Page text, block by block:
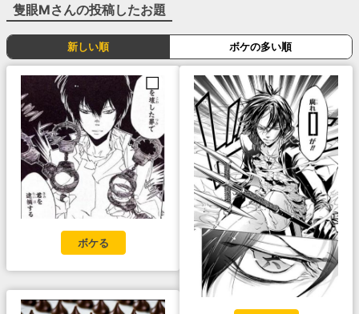
隻眼Mさんの投稿したお題
新しい順 ボケの多い順
ボケる